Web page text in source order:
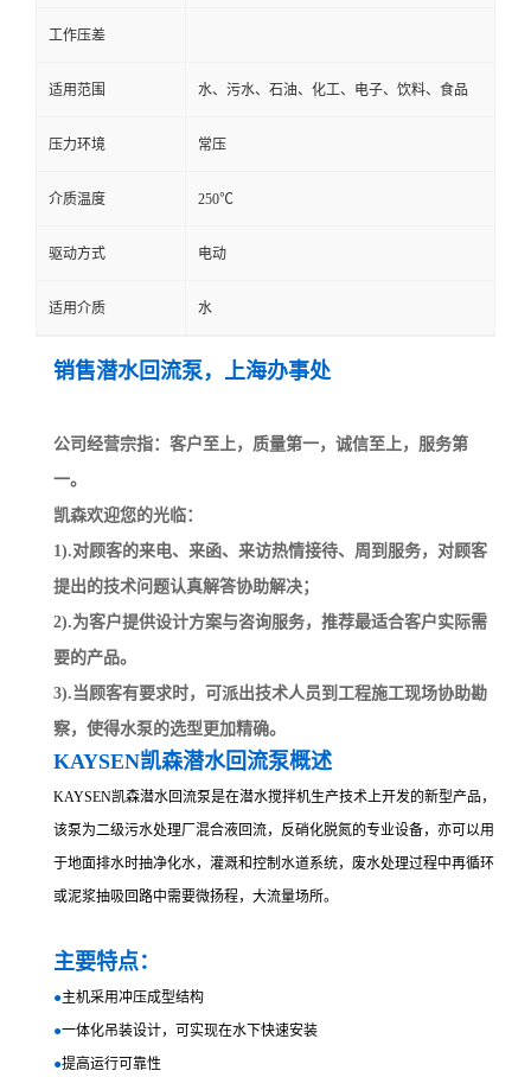
工作压差
适用范围 水、污水、石油、化工、电子、饮料、食品
压力环境 常压
介质温度 250℃
驱动方式 电动
适用介质 水
销售潜水回流泵，上海办事处
公司经营宗指：客户至上，质量第一，诚信至上，服务第
一。
凯森欢迎您的光临：
1).对顾客的来电、来函、来访热情接待、周到服务，对顾客
提出的技术问题认真解答协助解决；
2).为客户提供设计方案与咨询服务，推荐最适合客户实际需
要的产品。
3).当顾客有要求时，可派出技术人员到工程施工现场协助勘
察，使得水泵的选型更加精确。
KAYSEN凯森潜水回流泵概述
KAYSEN凯森潜水回流泵是在潜水搅拌机生产技术上开发的新型产品，
该泵为二级污水处理厂混合液回流，反硝化脱氮的专业设备，亦可以用
于地面排水时抽净化水，灌溉和控制水道系统，废水处理过程中再循环
或泥浆抽吸回路中需要微扬程，大流量场所。
主要特点：
●主机采用冲压成型结构
●一体化吊装设计，可实现在水下快速安装
●提高运行可靠性